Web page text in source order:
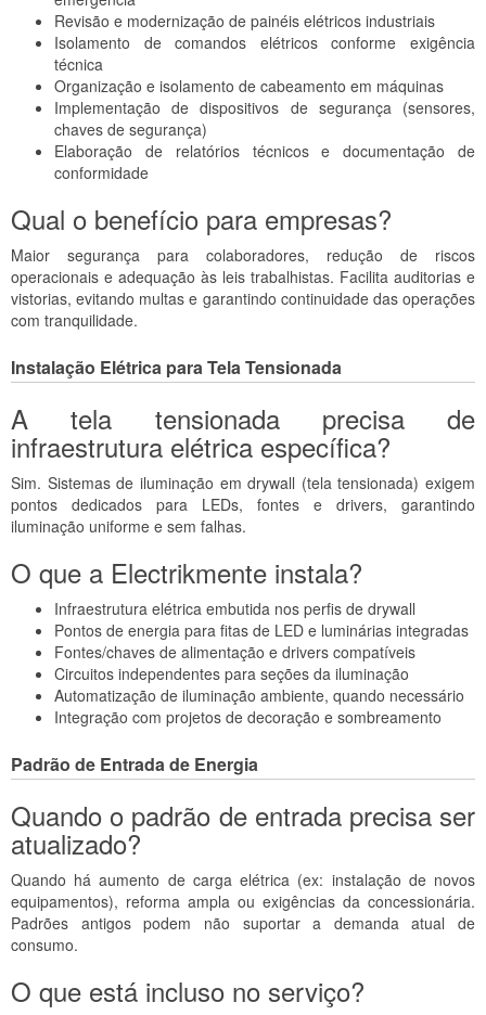
Revisão e modernização de painéis elétricos industriais
Isolamento de comandos elétricos conforme exigência
técnica
Organização e isolamento de cabeamento em máquinas
Implementação de dispositivos de segurança (sensores,
chaves de segurança)
Elaboração de relatórios técnicos e documentação de
conformidade
Qual o benefício para empresas?
Maior segurança para colaboradores, redução de riscos
operacionais e adequação às leis trabalhistas. Facilita auditorias e
vistorias, evitando multas e garantindo continuidade das operações
com tranquilidade.
Instalação Elétrica para Tela Tensionada
A tela tensionada precisa de
infraestrutura elétrica específica?
Sim. Sistemas de iluminação em drywall (tela tensionada) exigem
pontos dedicados para LEDs, fontes e drivers, garantindo
iluminação uniforme e sem falhas.
O que a Electrikmente instala?
Infraestrutura elétrica embutida nos perfis de drywall
Pontos de energia para fitas de LED e luminárias integradas
Fontes/chaves de alimentação e drivers compatíveis
Circuitos independentes para seções da iluminação
Automatização de iluminação ambiente, quando necessário
Integração com projetos de decoração e sombreamento
Padrão de Entrada de Energia
Quando o padrão de entrada precisa ser
atualizado?
Quando há aumento de carga elétrica (ex: instalação de novos
equipamentos), reforma ampla ou exigências da concessionária.
Padrões antigos podem não suportar a demanda atual de
consumo.
O que está incluso no serviço?